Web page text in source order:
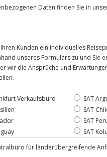
Daten finden Sie in
Kunden ein individuelles
unseres Formulars zu und Sie
wir die Ansprüche und
Verkaufsbüro
SAT
SAT
SAT
SAT
für länderübergreifende